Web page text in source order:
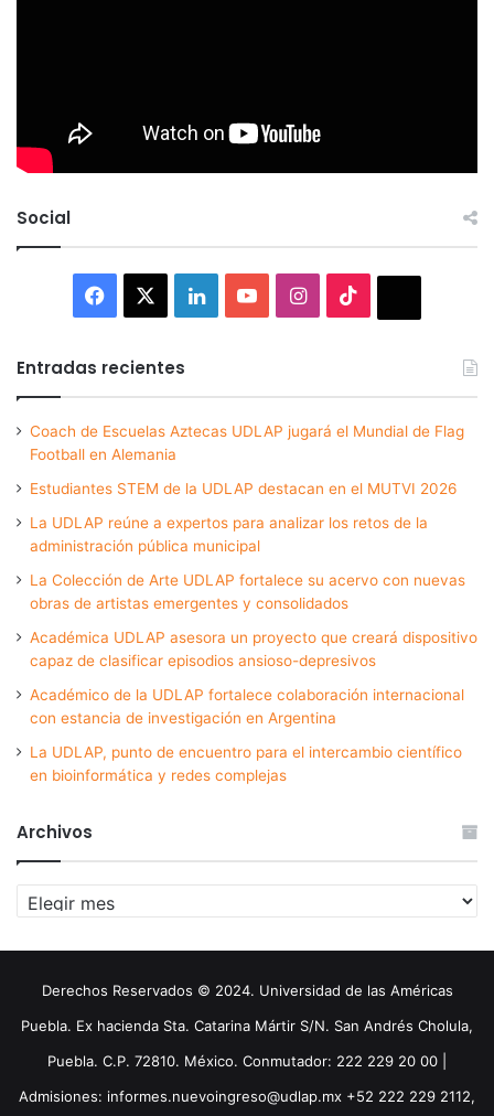
Social
Facebook LinkedInYouTubeInstagram
Entradas recientes
Coach de Escuelas Aztecas UDLAP jugará el Mundial de Flag
Football en Alemania
Estudiantes STEM de la UDLAP destacan en el MUTVI 2026
La UDLAP reúne a expertos para analizar los retos de la
administración pública municipal
La Colección de Arte UDLAP fortalece su acervo con nuevas
obras de artistas emergentes y consolidados
Académica UDLAP asesora un proyecto que creará dispositivo
capaz de clasificar episodios ansioso-depresivos
Académico de la UDLAP fortalece colaboración internacional
con estancia de investigación en Argentina
La UDLAP, punto de encuentro para el intercambio científico
en bioinformática y redes complejas
Archivos
Archivos
Derechos Reservados © 2024. Universidad de las Américas
Puebla. Ex hacienda Sta. Catarina Mártir S/N. San Andrés Cholula,
Puebla. C.P. 72810. México. Conmutador: 222 229 20 00 |
Admisiones: informes.nuevoingreso@udlap.mx +52 222 229 2112,